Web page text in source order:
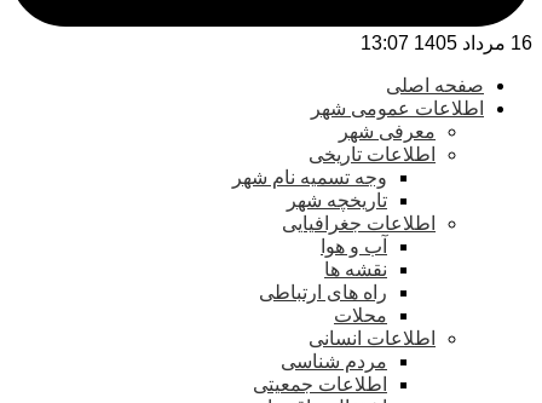
16 مرداد 1405 13:07
صفحه اصلی
اطلاعات عمومی شهر
معرفی شهر
اطلاعات تاریخی
وجه تسمیه نام شهر
تاریخچه شهر
اطلاعات جغرافیایی
آب و هوا
نقشه ها
راه های ارتباطی
محلات
اطلاعات انسانی
مردم شناسی
اطلاعات جمعیتی